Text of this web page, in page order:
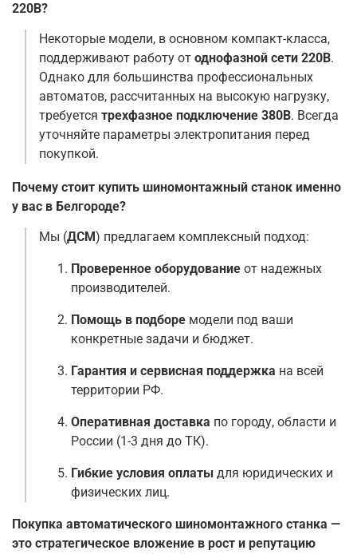
220В?
Некоторые модели, в основном компакт-класса,
поддерживают работу от однофазной сети 220В.
Однако для большинства профессиональных
автоматов, рассчитанных на высокую нагрузку,
требуется трехфазное подключение 380В. Всегда
уточняйте параметры электропитания перед
покупкой.
Почему стоит купить шиномонтажный станок именно
у вас в Белгороде?
Мы (ДСМ) предлагаем комплексный подход:
Проверенное оборудование от надежных
производителей.
Помощь в подборе модели под ваши
конкретные задачи и бюджет.
Гарантия и сервисная поддержка на всей
территории РФ.
Оперативная доставка по городу, области и
России (1-3 дня до ТК).
Гибкие условия оплаты для юридических и
физических лиц.
Покупка автоматического шиномонтажного станка —
это стратегическое вложение в рост и репутацию